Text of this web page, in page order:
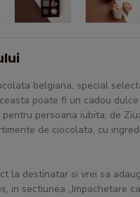
belgiana, special
poate fi un cadou
persoana iubita, de
de ciocolata, cu
la destinatar si vrei sa
in sectiunea „Impachetare